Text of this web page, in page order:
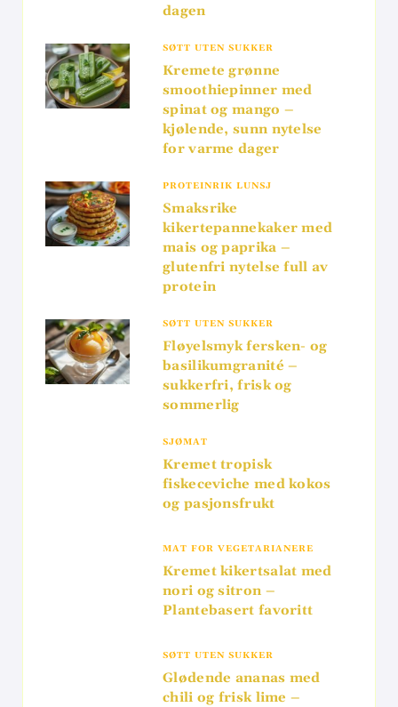
dagen
SØTT UTEN SUKKER
Kremete grønne
smoothiepinner med
spinat og mango –
kjølende, sunn nytelse
for varme dager
PROTEINRIK LUNSJ
Smaksrike
kikertepannekaker med
mais og paprika –
glutenfri nytelse full av
protein
SØTT UTEN SUKKER
Fløyelsmyk fersken- og
basilikumgranité –
sukkerfri, frisk og
sommerlig
SJØMAT
Kremet tropisk
fiskeceviche med kokos
og pasjonsfrukt
MAT FOR VEGETARIANERE
Kremet kikertsalat med
nori og sitron –
Plantebasert favoritt
SØTT UTEN SUKKER
Glødende ananas med
chili og frisk lime –